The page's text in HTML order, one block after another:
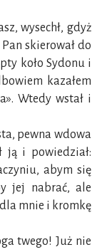
wysechł, gdyż
skierował do
koło Sydonu i
kazałem
Wtedy wstał i
pewna wdowa
ją i powiedział:
abym się
jej nabrać, ale
dla mnie i kromkę
twego! Już nie